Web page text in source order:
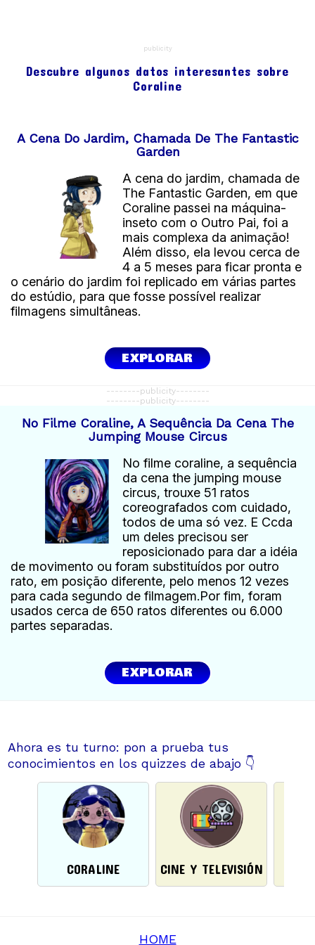
publicity
Descubre algunos datos interesantes sobre
Coraline
A Cena Do Jardim, Chamada De The Fantastic
Garden
A cena do jardim, chamada de
The Fantastic Garden, em que
Coraline passei na máquina-
inseto com o Outro Pai, foi a
mais complexa da animação!
Além disso, ela levou cerca de
4 a 5 meses para ficar pronta e
o cenário do jardim foi replicado em várias partes
do estúdio, para que fosse possível realizar
filmagens simultâneas.
EXPLORAR
--------publicity--------
--------publicity--------
No Filme Coraline, A Sequência Da Cena The
Jumping Mouse Circus
No filme coraline, a sequência
da cena the jumping mouse
circus, trouxe 51 ratos
coreografados com cuidado,
todos de uma só vez. E Ccda
um deles precisou ser
reposicionado para dar a idéia
de movimento ou foram substituídos por outro
rato, em posição diferente, pelo menos 12 vezes
para cada segundo de filmagem.Por fim, foram
usados cerca de 650 ratos diferentes ou 6.000
partes separadas.
EXPLORAR
Ahora es tu turno: pon a prueba tus
conocimientos en los quizzes de abajo 👇
CORALINE CINE Y TELEVISIÓN
HOME